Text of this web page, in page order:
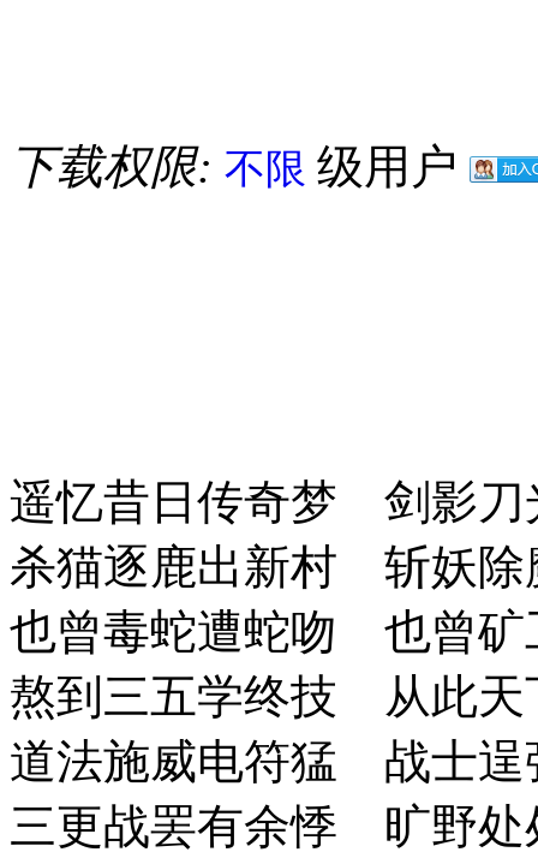
下载权限: 不限 级用户
遥忆昔日传奇梦 剑影
杀猫逐鹿出新村 斩妖
也曾毒蛇遭蛇吻 也曾
熬到三五学终技 从此
道法施威电符猛 战士
三更战罢有余悸 旷野